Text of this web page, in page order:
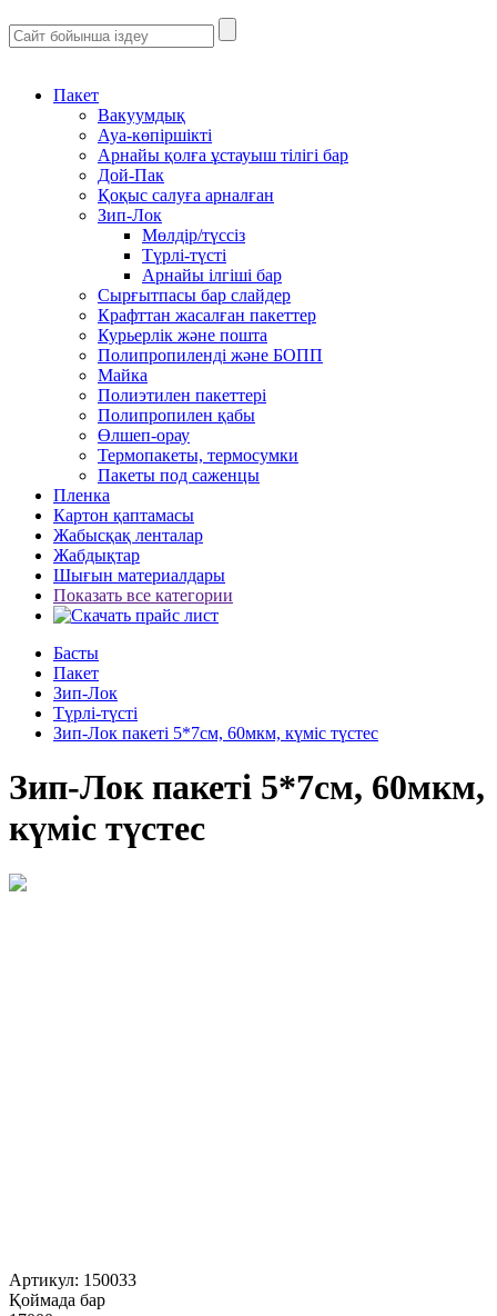
Пакет
Вакуумдық
Ауа-көпіршікті
Арнайы қолға ұстауыш тілігі бар
Дой-Пак
Қоқыс салуға арналған
Зип-Лок
Мөлдір/түссіз
Түрлі-түсті
Арнайы ілгіші бар
Сырғытпасы бар слайдер
Крафттан жасалған пакеттер
Курьерлік және пошта
Полипропиленді және БОПП
Майка
Полиэтилен пакеттері
Полипропилен қабы
Өлшеп-орау
Термопакеты, термосумки
Пакеты под саженцы
Пленка
Картон қаптамасы
Жабысқақ ленталар
Жабдықтар
Шығын материалдары
Показать все категории
Басты
Пакет
Зип-Лок
Түрлі-түсті
Зип-Лок пакеті 5*7см, 60мкм, күміс түстес
Зип-Лок пакеті 5*7см, 60мкм,
күміс түстес
Артикул: 150033
Қоймада бар